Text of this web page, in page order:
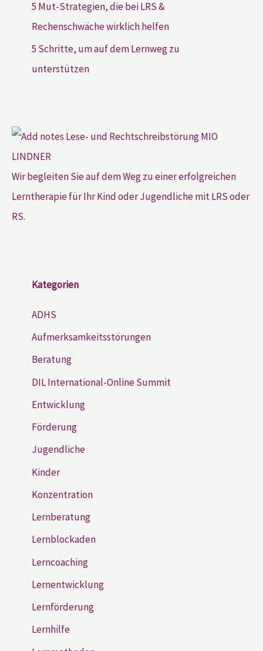
5 Mut-Strategien, die bei LRS &
Rechenschwäche wirklich helfen
5 Schritte, um auf dem Lernweg zu
unterstützen
Wir begleiten Sie auf dem Weg zu einer erfolgreichen
Lerntherapie für Ihr Kind oder Jugendliche mit LRS oder
RS.
Kategorien
ADHS
Aufmerksamkeitsstörungen
Beratung
DIL International-Online Summit
Entwicklung
Förderung
Jugendliche
Kinder
Konzentration
Lernberatung
Lernblockaden
Lerncoaching
Lernentwicklung
Lernförderung
Lernhilfe